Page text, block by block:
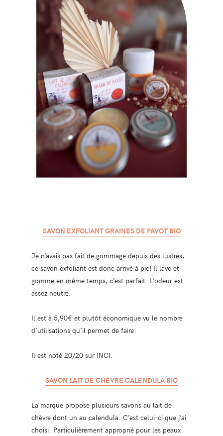
SAVON EXFOLIANT GRAINES DE PAVOT BIO
Je n’avais pas fait de gommage depuis des lustres,
ce savon exfoliant est donc arrivé à pic! Il lave et
gomme en même temps, c’est parfait. L’odeur est
assez neutre.
Il est à 5,90€ et plutôt économique vu le nombre
d’utilisations qu’il permet de faire.
Il est noté 20/20 sur INCI.
SAVON LAIT DE CHÈVRE CALENDULA BIO
La marque propose plusieurs savons au lait de
chèvre dont un au calendula. C’est celui-ci que j’ai
choisi. Particulièrement approprié pour les peaux